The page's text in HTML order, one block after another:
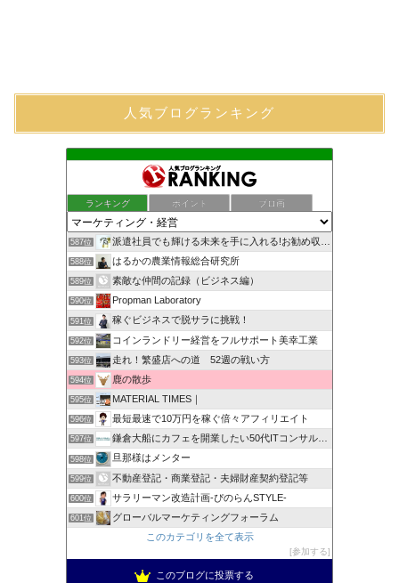
人気ブログランキング
ランキング ポイント ブロ画
587位 派遣社員でも輝ける未来を手に入れる!お勧め収入確保術！
588位 はるかの農業情報総合研究所
589位 素敵な仲間の記録（ビジネス編）
590位 Propman Laboratory
591位 稼ぐビジネスで脱サラに挑戦！
592位 コインランドリー経営をフルサポート美幸工業
593位 走れ！繁盛店への道 52週の戦い方
594位 鹿の散歩
595位 MATERIAL TIMES｜
596位 最短最速で10万円を稼ぐ倍々アフィリエイト
597位 鎌倉大船にカフェを開業したい50代ITコンサルのブログ
598位 旦那様はメンター
599位 不動産登記・商業登記・夫婦財産契約登記等
600位 サラリーマン改造計画-ぴのらんSTYLE-
601位
グローバルマーケティングフォーラム
このカテゴリを全て表示
参加する
このブログに投票する